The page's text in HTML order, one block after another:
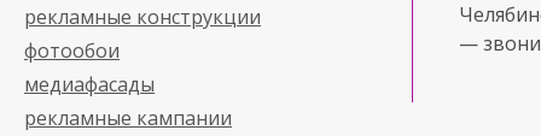
рекламные конструкции
фотообои
медиафасады
рекламные кампании
—